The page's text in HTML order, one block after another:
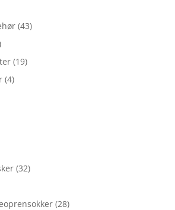
(43)
(19)
(4)
(32)
(28)